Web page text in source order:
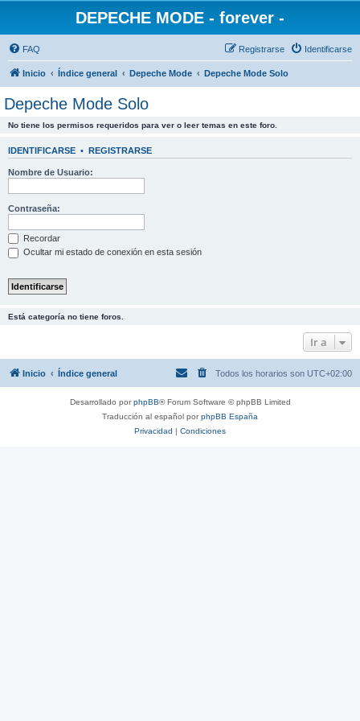
DEPECHE MODE - forever -
FAQ Identificarse
Registrarse
Inicio Índice general Depeche Mode Depeche Mode Solo
Depeche Mode Solo
No tiene los permisos requeridos para ver o leer temas en este foro.
IDENTIFICARSE • REGISTRARSE
Nombre de Usuario:
Contraseña:
Recordar
Ocultar mi estado de conexión en esta sesión
Está categoría no tiene foros.
Ir a
Inicio Índice general Todos los horarios son UTC+02:00
Desarrollado porphpBB® Forum Software © phpBB Limited
Traducción al español porphpBB España
Privacidad | Condiciones